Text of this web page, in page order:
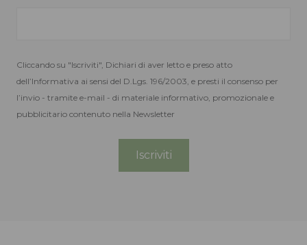
Cliccando su "Iscriviti", Dichiari di aver letto e preso atto
dell’Informativa ai sensi del D.Lgs. 196/2003, e presti il consenso per
l’invio - tramite e-mail - di materiale informativo, promozionale e
pubblicitario contenuto nella Newsletter